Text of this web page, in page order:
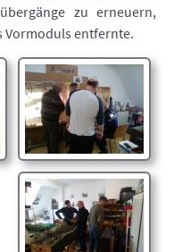
zu erneuern,
Vormoduls entfernte.